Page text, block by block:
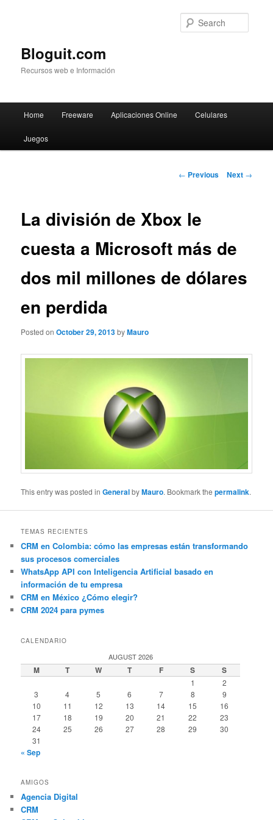
Bloguit.com
Recursos web e Información
Skip
to
Home Freeware Aplicaciones Online Celulares
Juegos
Post
← Previous Next →
La división de Xbox le
cuesta a Microsoft más de
dos mil millones de dólares
en perdida
Posted onOctober 29, 2013byMauro
This entry was posted inGeneralbyMauro. Bookmark thepermalink.
TEMAS RECIENTES
CRM en Colombia: cómo las empresas están transformando
sus procesos comerciales
WhatsApp API con Inteligencia Artificial basado en
información de tu empresa
CRM en México ¿Cómo elegir?
CRM 2024 para pymes
CALENDARIO
AUGUST 2026
M T W T F S S
1
2
3
4 5 6 7 8
9
10
11 12 13 14 15
16
17
18 19 20 21 22
23
24
25 26 27 28 29
30
31
« Sep
AMIGOS
Agencia Digital
CRM